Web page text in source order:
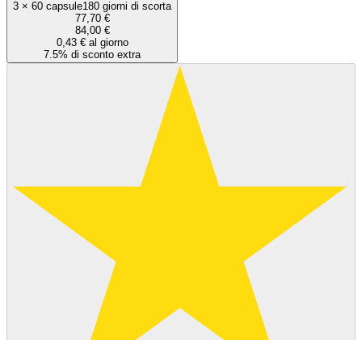
3 × 60 capsule180 giorni di scorta
77,70 €
84,00 €
0,43 € al giorno
7.5% di sconto extra